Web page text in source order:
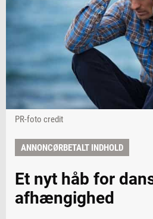
PR-foto credit
ANNONCØRBETALT INDHOLD
Et nyt håb for
afhængighed